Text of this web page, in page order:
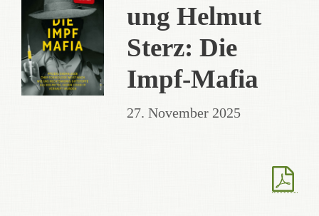
ung Helmut
Sterz: Die
Impf-Mafia
27. November 2025